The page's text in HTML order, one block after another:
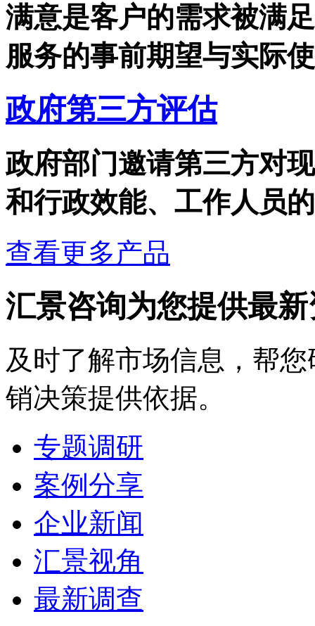
满意是客户的需求被满
服务的事前期望与实际
政府第三方评估
政府部门邀请第三方对
和行政效能、工作人员
查看更多产品
汇景咨询为您提供最
及时了解市场信息，帮
销决策提供依据。
专题调研
案例分享
企业新闻
汇景视角
最新调查